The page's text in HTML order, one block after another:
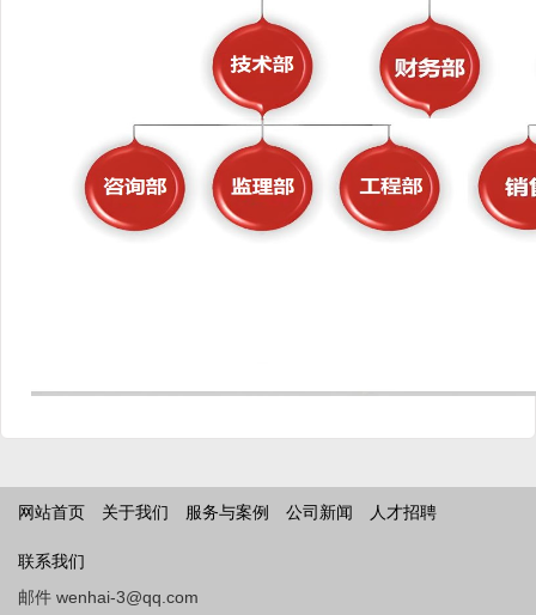
网站首页 关于我们 服务与案例 公司新闻 人才招聘
联系我们
邮件 wenhai-3@qq.com